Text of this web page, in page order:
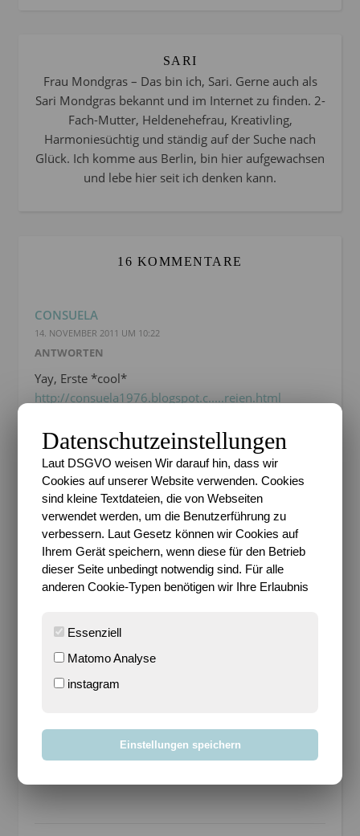
SARI
Frau Mondgras – Das bin ich, Sari. Gerne auch als
Sari Mondgras bekannt und im Internet zu finden. 2-
Fach-Mutter, Heldenehefrau, Kreativling,
Harmoniesüchtig und ständig auf der Suche nach
Glück. Ich komme aus Berlin, bin hier aufgewachsen
und lebe hier seit ich denken kann.
16 KOMMENTARE
CONSUELA
14. NOVEMBER 2011 UM 10:22
ANTWORTEN
Yay, Erste *cool*
http://consuela1976.blogspot.c.....reien.html
MICK
14. NOVEMBER 2011 UM 15:22
ANTWORTEN
MiniMe’s Träumerei:
http://mickbaltes.de/blog/?p=969
ANTWORTEN
http://abnehmenundleben.wordpr.....aumereien/
Datenschutzeinstellungen
Laut DSGVO weisen Wir darauf hin, dass wir
Cookies auf unserer Website verwenden. Cookies
sind kleine Textdateien, die von Webseiten
verwendet werden, um die Benutzerführung zu
verbessern. Laut Gesetz können wir Cookies auf
Ihrem Gerät speichern, wenn diese für den Betrieb
dieser Seite unbedingt notwendig sind. Für alle
anderen Cookie-Typen benötigen wir Ihre Erlaubnis
Essenziell
Matomo Analyse
instagram
Einstellungen speichern